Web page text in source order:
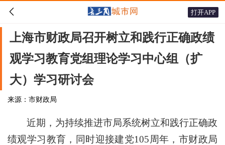
 打开APP
上海市财政局召开树立和践行正确政绩
观学习教育党组理论学习中心组（扩
大）学习研讨会
来源：市财政局
近期，为持续推进市局系统树立和践行正确政
绩观学习教育，同时迎接建党105周年，市财政局